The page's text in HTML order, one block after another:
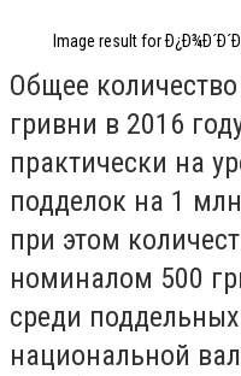
Image result for
Общее
гривни в 2016
практически на
подделок на 1
при этом
номиналом 500
среди
национальной